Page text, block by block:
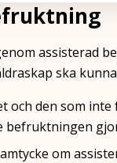
assisterad
ska
och den som
befruktningen
om